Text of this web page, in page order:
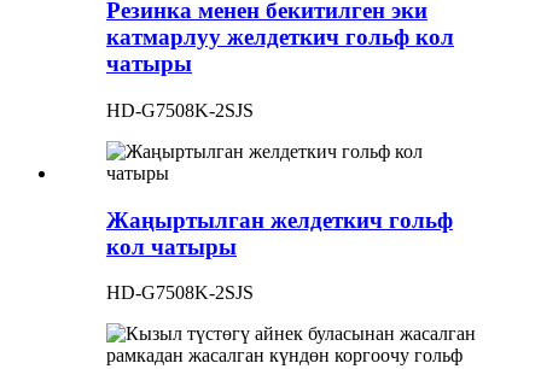
Резинка менен бекитилген эки
катмарлуу желдеткич гольф кол
чатыры
HD-G7508K-2SJS
Жаңыртылган желдеткич гольф
кол чатыры
HD-G7508K-2SJS